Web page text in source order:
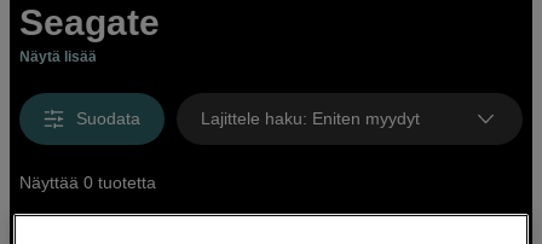
Seagate
Näytä lisää
Suodata Lajittele haku: Eniten myydyt
Näyttää 0 tuotetta